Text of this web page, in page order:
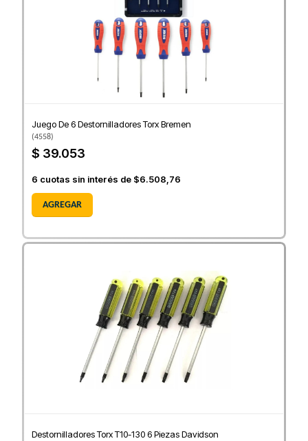
Juego De 6 Destornilladores Torx Bremen
(4558)
$ 39.053
6 cuotas sin interés de $6.508,76
AGREGAR
Destornilladores Torx T10-130 6 Piezas Davidson